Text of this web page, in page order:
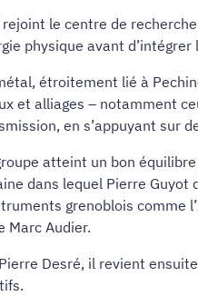
le centre de
physique avant d’intégrer
étroitement lié à
et alliages – notamment
en s’appuyant sur
atteint un bon
dans lequel Pierre
grenoblois comme
Marc Audier.
Desré, il revient